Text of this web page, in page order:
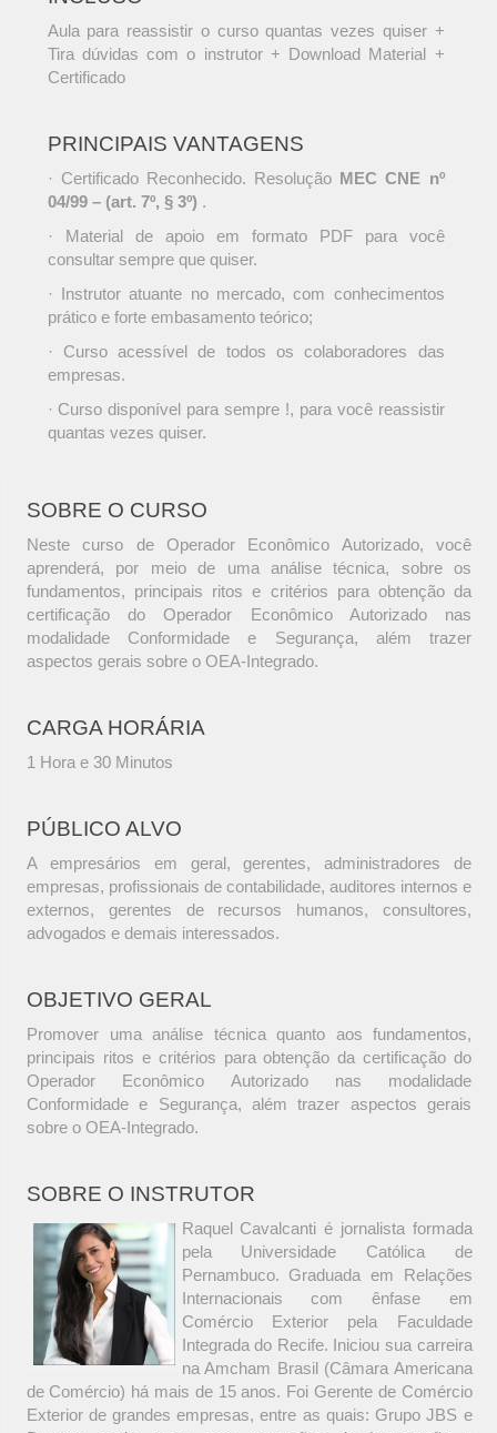
Aula para reassistir o curso quantas vezes quiser +
Tira dúvidas com o instrutor + Download Material +
Certificado
PRINCIPAIS VANTAGENS
· Certificado Reconhecido. Resolução MEC CNE nº
04/99 – (art. 7º, § 3º) .
· Material de apoio em formato PDF para você
consultar sempre que quiser.
· Instrutor atuante no mercado, com conhecimentos
prático e forte embasamento teórico;
· Curso acessível de todos os colaboradores das
empresas.
· Curso disponível para sempre !, para você reassistir
quantas vezes quiser.
SOBRE O CURSO
Neste curso de Operador Econômico Autorizado, você
aprenderá, por meio de uma análise técnica, sobre os
fundamentos, principais ritos e critérios para obtenção da
certificação do Operador Econômico Autorizado nas
modalidade Conformidade e Segurança, além trazer
aspectos gerais sobre o OEA-Integrado.
CARGA HORÁRIA
1 Hora e 30 Minutos
PÚBLICO ALVO
A empresários em geral, gerentes, administradores de
empresas, profissionais de contabilidade, auditores internos e
externos, gerentes de recursos humanos, consultores,
advogados e demais interessados.
OBJETIVO GERAL
Promover uma análise técnica quanto aos fundamentos,
principais ritos e critérios para obtenção da certificação do
Operador Econômico Autorizado nas modalidade
Conformidade e Segurança, além trazer aspectos gerais
sobre o OEA-Integrado.
SOBRE O INSTRUTOR
Raquel Cavalcanti é jornalista formada
pela Universidade Católica de
Pernambuco. Graduada em Relações
Internacionais com ênfase em
Comércio Exterior pela Faculdade
Integrada do Recife. Iniciou sua carreira
na Amcham Brasil (Câmara Americana
de Comércio) há mais de 15 anos. Foi Gerente de Comércio
Exterior de grandes empresas, entre as quais: Grupo JBS e